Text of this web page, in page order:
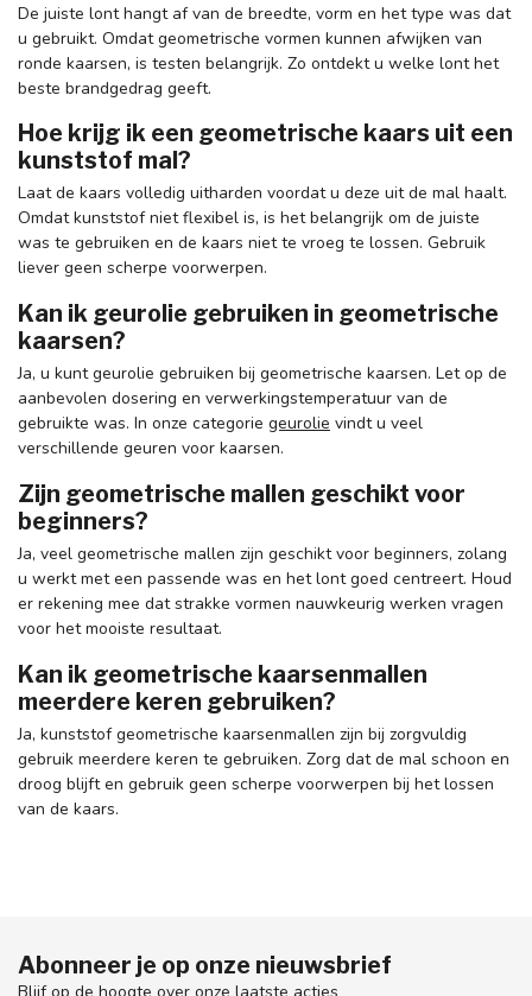
De juiste lont hangt af van de breedte, vorm en het type was dat
u gebruikt. Omdat geometrische vormen kunnen afwijken van
ronde kaarsen, is testen belangrijk. Zo ontdekt u welke lont het
beste brandgedrag geeft.
Hoe krijg ik een geometrische kaars uit een
kunststof mal?
Laat de kaars volledig uitharden voordat u deze uit de mal haalt.
Omdat kunststof niet flexibel is, is het belangrijk om de juiste
was te gebruiken en de kaars niet te vroeg te lossen. Gebruik
liever geen scherpe voorwerpen.
Kan ik geurolie gebruiken in geometrische
kaarsen?
Ja, u kunt geurolie gebruiken bij geometrische kaarsen. Let op de
aanbevolen dosering en verwerkingstemperatuur van de
gebruikte was. In onze categorie geurolie vindt u veel
verschillende geuren voor kaarsen.
Zijn geometrische mallen geschikt voor
beginners?
Ja, veel geometrische mallen zijn geschikt voor beginners, zolang
u werkt met een passende was en het lont goed centreert. Houd
er rekening mee dat strakke vormen nauwkeurig werken vragen
voor het mooiste resultaat.
Kan ik geometrische kaarsenmallen
meerdere keren gebruiken?
Ja, kunststof geometrische kaarsenmallen zijn bij zorgvuldig
gebruik meerdere keren te gebruiken. Zorg dat de mal schoon en
droog blijft en gebruik geen scherpe voorwerpen bij het lossen
van de kaars.
Abonneer je op onze nieuwsbrief